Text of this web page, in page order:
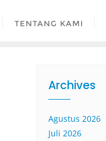
TENTANG KAMI
Archives
Agustus 2026
Juli 2026